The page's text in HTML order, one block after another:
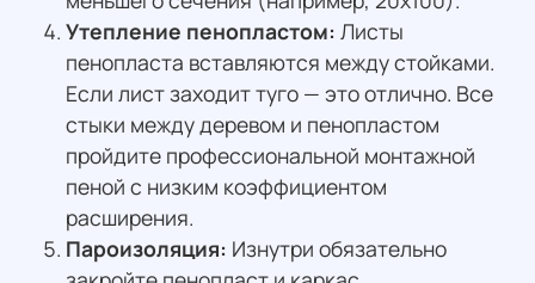
Утепление пенопластом: Листы
пенопласта вставляются между стойками.
Если лист заходит туго — это отлично. Все
стыки между деревом и пенопластом
пройдите профессиональной монтажной
пеной с низким коэффициентом
расширения.
Пароизоляция: Изнутри обязательно